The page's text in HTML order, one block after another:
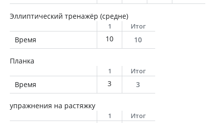
Эллиптический тренажёр (средне)
1 Итог
Время 10 10
Планка
1 Итог
Время 3 3
упражнения на растяжку
1 Итог